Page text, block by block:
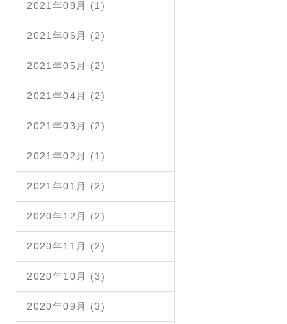
2021年08月 (1)
2021年06月 (2)
2021年05月 (2)
2021年04月 (2)
2021年03月 (2)
2021年02月 (1)
2021年01月 (2)
2020年12月 (2)
2020年11月 (2)
2020年10月 (3)
2020年09月 (3)